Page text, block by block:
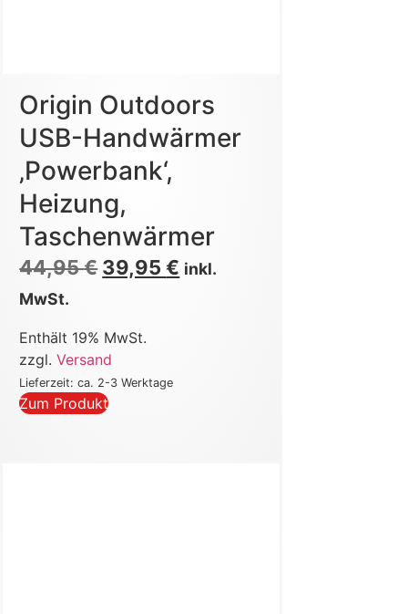
Origin Outdoors
USB-Handwärmer
‚Powerbank‘,
Heizung,
Taschenwärmer
44,95€ 39,95€ inkl.
MwSt.
Enthält 19% MwSt.
zzgl.Versand
Lieferzeit: ca. 2-3 Werktage
Zum Produkt